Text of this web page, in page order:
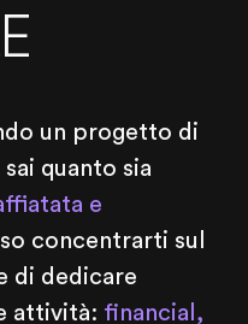
un progetto di
quanto sia
e
concentrarti sul
di dedicare
attività: financial,